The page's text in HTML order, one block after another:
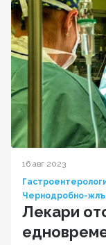
16 авг 2023
Чернодробно-
Лекари